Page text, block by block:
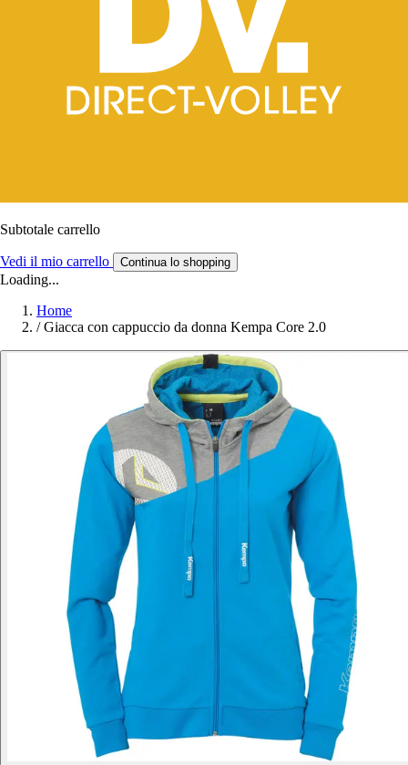
Subtotale carrello
Vedi il mio carrello Continua lo shopping
Loading...
Home
/ Giacca con cappuccio da donna Kempa Core 2.0